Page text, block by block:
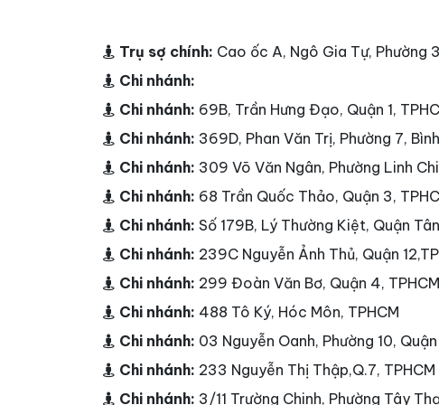
Trụ sợ chính: Cao ốc A, Ngô Gia Tự, Phường
Chi nhánh:
Chi nhánh: 69B, Trần Hưng Đạo, Quận 1,
Chi nhánh: 369D, Phan Văn Trị, Phường 7,
Chi nhánh: 309 Võ Văn Ngân, Phường Linh
Chi nhánh: 68 Trần Quốc Thảo, Quận 3,
Chi nhánh: Số 179B, Lý Thường Kiệt, Quận
Chi nhánh: 239C Nguyễn Ảnh Thủ, Quận
Chi nhánh: 299 Đoàn Văn Bơ, Quận 4, TPHCM
Chi nhánh: 488 Tô Ký, Hóc Môn, TPHCM
Chi nhánh: 03 Nguyễn Oanh, Phường 10,
Chi nhánh: 233 Nguyễn Thị Thập,Q.7, TPHCM
Chi nhánh: 3/11 Trường Chinh, Phường Tây